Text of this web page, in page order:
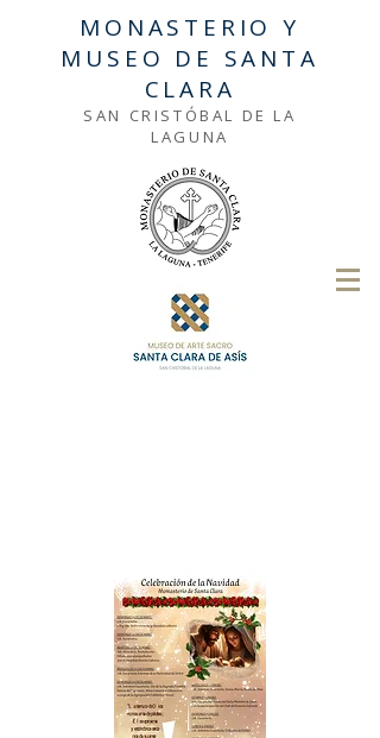
MONASTERIO Y
MUSEO DE SANTA
CLARA
SAN CRISTÓBAL DE LA
LAGUNA